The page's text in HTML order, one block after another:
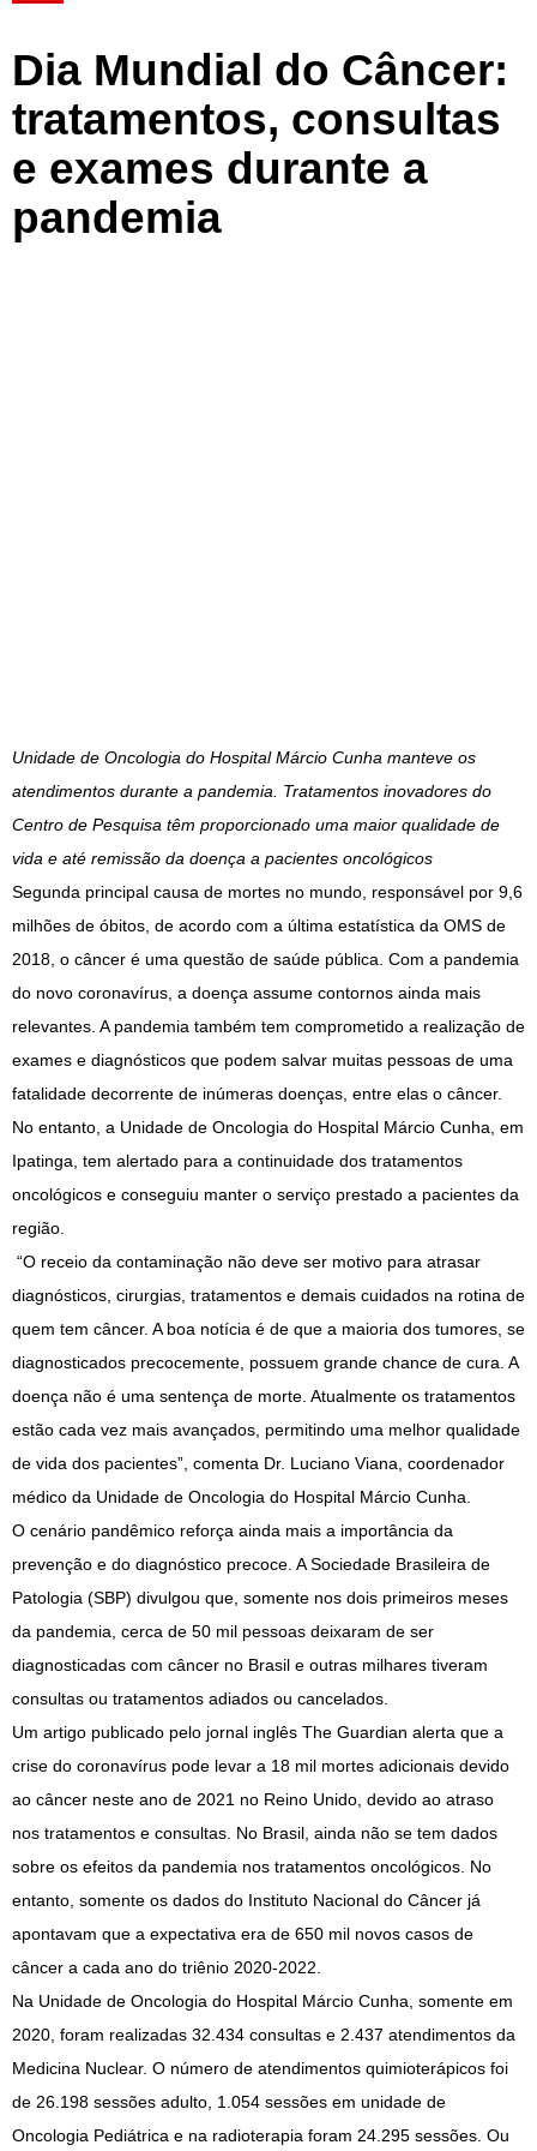
Dia Mundial do Câncer:
tratamentos, consultas
e exames durante a
pandemia
Unidade de Oncologia do Hospital Márcio Cunha manteve os
atendimentos durante a pandemia. Tratamentos inovadores do
Centro de Pesquisa têm proporcionado uma maior qualidade de
vida e até remissão da doença a pacientes oncológicos
Segunda principal causa de mortes no mundo, responsável por 9,6
milhões de óbitos, de acordo com a última estatística da OMS de
2018, o câncer é uma questão de saúde pública. Com a pandemia
do novo coronavírus, a doença assume contornos ainda mais
relevantes. A pandemia também tem comprometido a realização de
exames e diagnósticos que podem salvar muitas pessoas de uma
fatalidade decorrente de inúmeras doenças, entre elas o câncer.
No entanto, a Unidade de Oncologia do Hospital Márcio Cunha, em
Ipatinga, tem alertado para a continuidade dos tratamentos
oncológicos e conseguiu manter o serviço prestado a pacientes da
região.
“O receio da contaminação não deve ser motivo para atrasar
diagnósticos, cirurgias, tratamentos e demais cuidados na rotina de
quem tem câncer. A boa notícia é de que a maioria dos tumores, se
diagnosticados precocemente, possuem grande chance de cura. A
doença não é uma sentença de morte. Atualmente os tratamentos
estão cada vez mais avançados, permitindo uma melhor qualidade
de vida dos pacientes”, comenta Dr. Luciano Viana, coordenador
médico da Unidade de Oncologia do Hospital Márcio Cunha.
O cenário pandêmico reforça ainda mais a importância da
prevenção e do diagnóstico precoce. A Sociedade Brasileira de
Patologia (SBP) divulgou que, somente nos dois primeiros meses
da pandemia, cerca de 50 mil pessoas deixaram de ser
diagnosticadas com câncer no Brasil e outras milhares tiveram
consultas ou tratamentos adiados ou cancelados.
Um artigo publicado pelo jornal inglês The Guardian alerta que a
crise do coronavírus pode levar a 18 mil mortes adicionais devido
ao câncer neste ano de 2021 no Reino Unido, devido ao atraso
nos tratamentos e consultas. No Brasil, ainda não se tem dados
sobre os efeitos da pandemia nos tratamentos oncológicos. No
entanto, somente os dados do Instituto Nacional do Câncer já
apontavam que a expectativa era de 650 mil novos casos de
câncer a cada ano do triênio 2020-2022.
Na Unidade de Oncologia do Hospital Márcio Cunha, somente em
2020, foram realizadas 32.434 consultas e 2.437 atendimentos da
Medicina Nuclear. O número de atendimentos quimioterápicos foi
de 26.198 sessões adulto, 1.054 sessões em unidade de
Oncologia Pediátrica e na radioterapia foram 24.295 sessões. Ou